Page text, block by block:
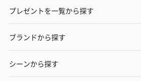
プレゼントを一覧から探す
ブランドから探す
シーンから探す